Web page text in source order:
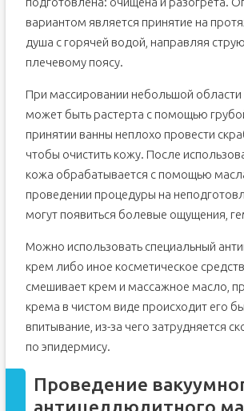
вариантом является принятие на
душа с горячей водой, направляя
плечевому поясу.
При массировании небольшой
может быть растерта с помощью
принятии ванны неплохо провести
чтобы очистить кожу. После
кожа обрабатывается с помощью
проведении процедуры на
могут появиться болевые ощущения,
Можно использовать специальный
крем либо иное косметическое
смешивает крем и массажное масло,
крема в чистом виде происходит его
впитывание, из-за чего затрудняется
по эпидермису.
Проведение
антицеллюлитного